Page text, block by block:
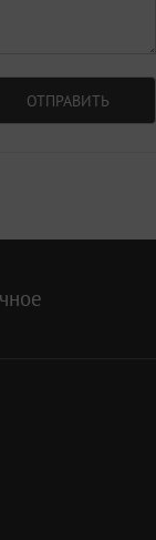
ОТПРАВИТЬ